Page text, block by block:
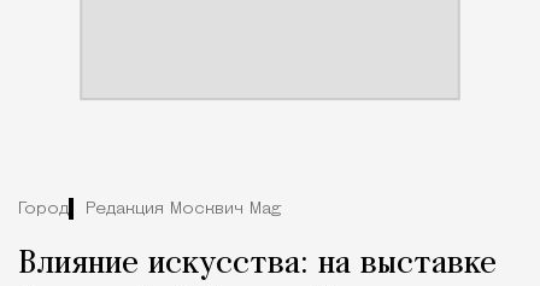
Город Редакция Москвич Mag
Влияние искусства: на выставке